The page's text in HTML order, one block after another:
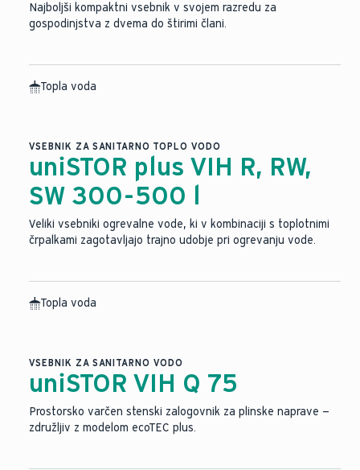
Najboljši kompaktni vsebnik v svojem razredu za
gospodinjstva z dvema do štirimi člani.
Topla voda
VSEBNIK ZA SANITARNO TOPLO VODO
uniSTOR plus VIH R, RW,
SW 300-500 l
Veliki vsebniki ogrevalne vode, ki v kombinaciji s toplotnimi
črpalkami zagotavljajo trajno udobje pri ogrevanju vode.
Topla voda
VSEBNIK ZA SANITARNO VODO
uniSTOR VIH Q 75
Prostorsko varčen stenski zalogovnik za plinske naprave —
združljiv z modelom ecoTEC plus.